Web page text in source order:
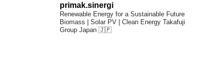
primak.sinergi
Renewable Energy for a Sustainable Future
Biomass | Solar PV | Clean Energy Takafuji
Group Japan 🇯🇵